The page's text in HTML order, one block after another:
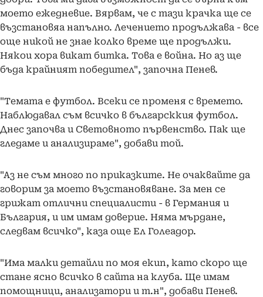
моето ежедневие. Вярвам, че с тази крачка ще се
възстановяа напълно. Лечението продължава - все
още никой не знае колко време ще продължи.
Някои хора викат битка. Това е война. Но аз ще
бъда крайният победител", започна Пенев.
"Темата е футбол. Всеки се променя с времето.
Наблюдавал съм всичко в българсккия футбол.
Днес започва и Световното първенство. Пак ще
гледаме и анализираме", добави той.
"Аз не съм много по приказките. Не очаквайте да
говорим за моето възстановяване. За мен се
грижат отлични специалисти - в Германия и
България, и им имам доверие. Няма мърдане,
следвам всичко", каза още Ел Голеадор.
"Има малки детайли по моя екип, като скоро ще
стане ясно всичко в сайта на клуба. Ще имам
помощници, анализатори и т.н", добави Пенев.